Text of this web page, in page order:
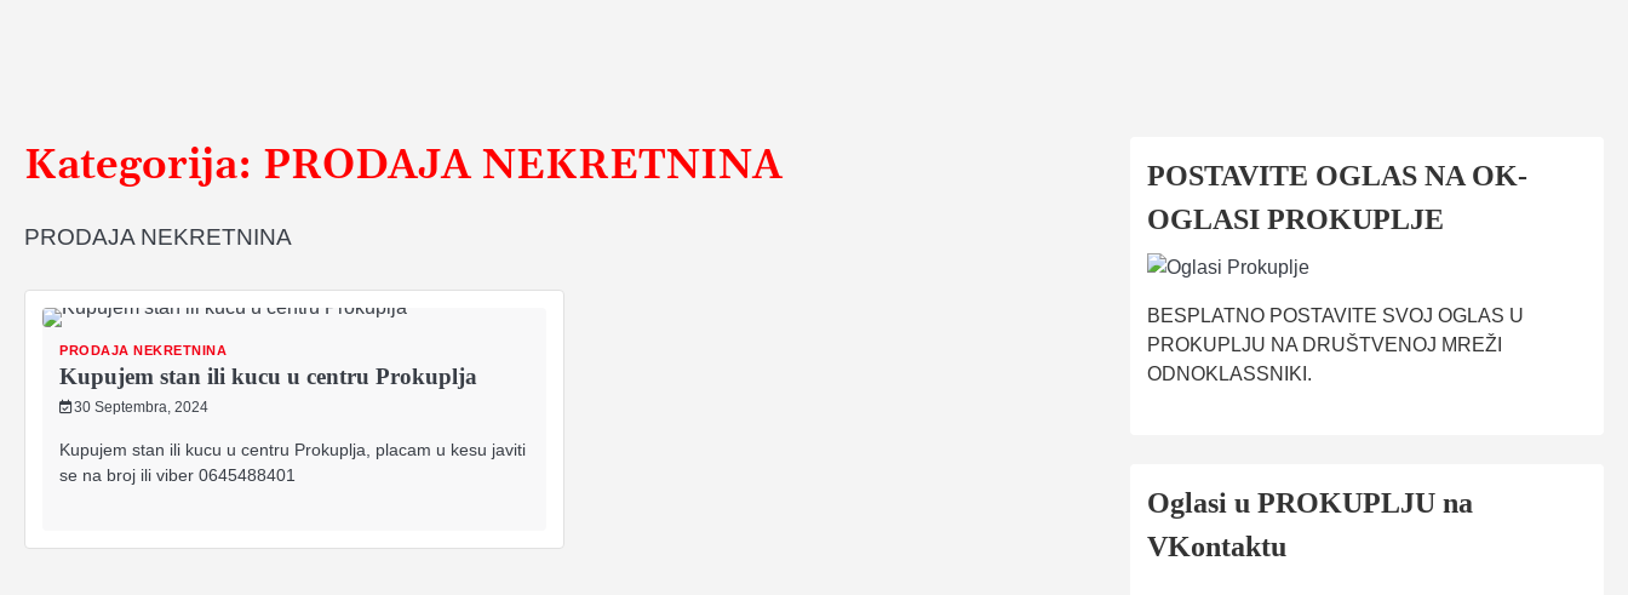
Kategorija: PRODAJA NEKRETNINA
PRODAJA NEKRETNINA
PRODAJA NEKRETNINA
Kupujem stan ili kucu u centru Prokuplja
30 Septembra, 2024
Kupujem stan ili kucu u centru Prokuplja, placam u kesu javiti
se na broj ili viber 0645488401
POSTAVITE OGLAS NA OK-
OGLASI PROKUPLJE
BESPLATNO POSTAVITE SVOJ OGLAS U
PROKUPLJU NA DRUŠTVENOJ MREŽI
ODNOKLASSNIKI.
Oglasi u PROKUPLJU na
VKontaktu